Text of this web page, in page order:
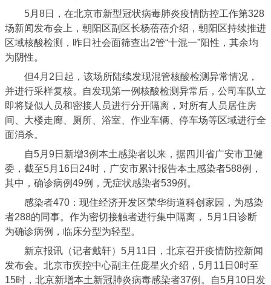
5月8日，在北京市新型冠状病毒肺炎疫情防控工作第328
场新闻发布会上，朝阳区副区长杨蓓蓓介绍，朝阳区持续推进
区域核酸检测，昨日社会面筛查出2管“十混一”阳性，其余均
为阴性。
但4月2日起，该场所陆续发现混管核酸检测异常情况，
并进行采样复核。自发现第一例核酸检测异常后，公司车队立
即将疑似人员和密接人员进行分开隔离，对所有人员居住房
间、大楼走廊、厕所、浴室、作业车辆、停车场等区域进行全
面消杀。
自5月9日新增3例本土感染者以来，据四川省广安市卫健
委，截至5月16日24时，广安市累计报告本土感染者588例，
其中，确诊病例49例，无症状感染者539例。
感染者470：现住经济开发区荣华街道科创家园，为感染
者288的同事。作为密切接触者进行集中隔离， 5月1日诊断
为确诊病例，临床分型为轻型。
新京报讯（记者戴轩）5月11日，北京召开疫情防控新闻
发布会。北京市疾控中心副主任庞星火介绍，5月11日0时至
15时，北京新增本土新冠肺炎病毒感染者37例。自5月10日发